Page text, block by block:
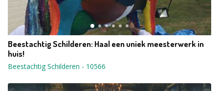
Beestachtig Schilderen: Haal een uniek meesterwerk in
huis!
Beestachtig Schilderen - 10566